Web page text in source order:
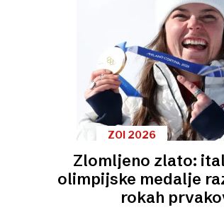
ZOI 2026
Zlomljeno zlato:
olimpijske medalje
rokah